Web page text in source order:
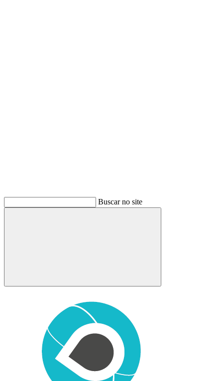
Buscar no site
Buscar